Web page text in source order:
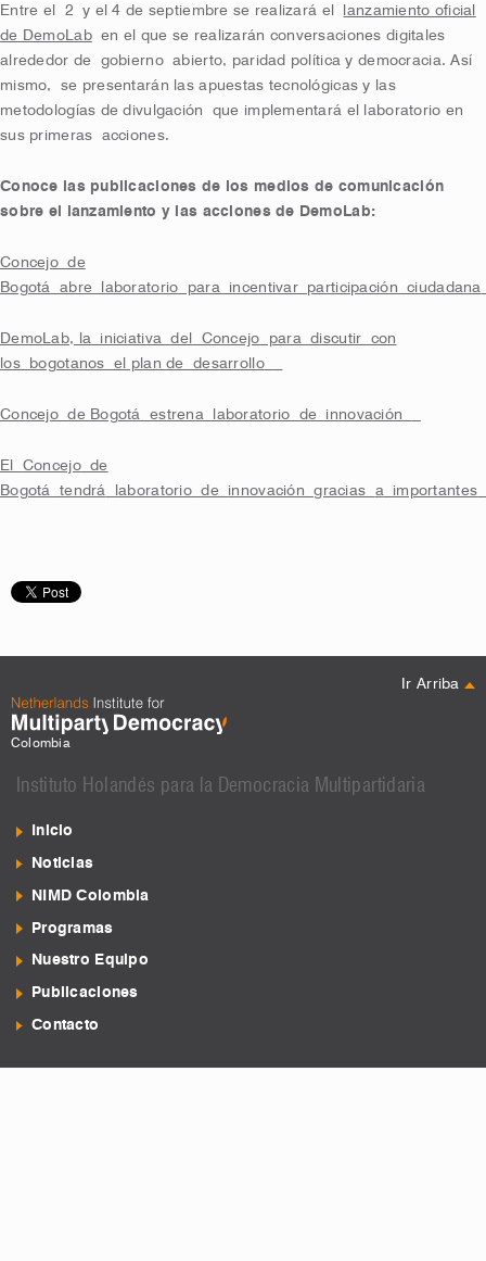
Entre el 2 y el 4 de septiembre se realizará el
lanzamiento oficial
de DemoLab en el que se realizarán conversaciones digitales
alrededor de gobiernoabierto, paridad política y democracia. Así
mismo,
se presentarán las apuestas tecnológicas y las
metodologías de divulgación que implementará el laboratorio en
sus primeras acciones.
Conoce las publicaciones de los medios de comunicación
sobre el lanzamiento y las acciones de DemoLab:
Concejo de
Bogotá abre laboratorio para incentivar participación ciudadana
DemoLab, la iniciativa del Concejo para discutir con
los bogotanos el plan de desarrollo
Concejo de Bogotá estrena laboratorio de innovación
El Concejode
Bogotá tendrá laboratorio de innovación gracias a importantes
Ir Arriba
Colombia
Instituto Holandés para la Democracia Multipartidaria
Inicio
Noticias
NIMD Colombia
Programas
Nuestro Equipo
Publicaciones
Contacto